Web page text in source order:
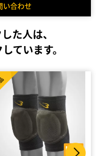
い合わせ
た人は、
ています。